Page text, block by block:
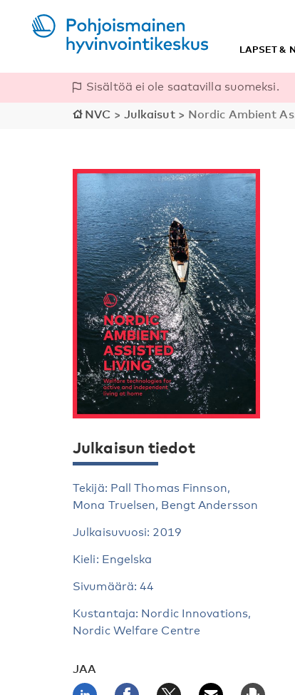
LAPSET &
Sisältöä ei ole saatavilla suomeksi.
NVC > Julkaisut> Nordic Ambient
Julkaisun tiedot
Tekijä: Pall Thomas Finnson,
Mona Truelsen, Bengt Andersson
Julkaisuvuosi: 2019
Kieli: Engelska
Sivumäärä: 44
Kustantaja: Nordic Innovations,
Nordic Welfare Centre
JAA